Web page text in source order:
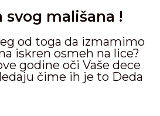
svog mališana !
od toga da izmamimo
iskren osmeh na lice?
godine oči Vaše dece
čime ih je to Deda